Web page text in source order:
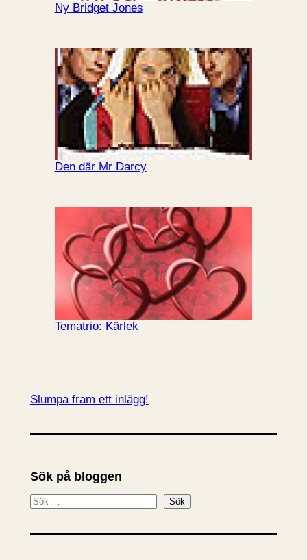
Ny Bridget Jones
Den där Mr Darcy
Tematrio: Kärlek
Slumpa fram ett inlägg!
Sök på bloggen
S
k
Sök